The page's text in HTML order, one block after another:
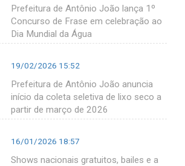
Prefeitura de Antônio João lança 1º
Concurso de Frase em celebração ao
Dia Mundial da Água
19/02/2026 15:52
Prefeitura de Antônio João anuncia
início da coleta seletiva de lixo seco a
partir de março de 2026
16/01/2026 18:57
Shows nacionais gratuitos, bailes e a